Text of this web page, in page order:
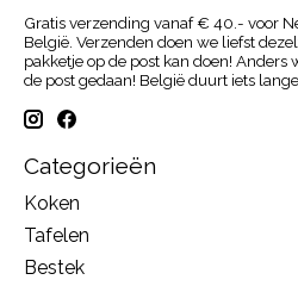
Gratis verzending vanaf € 40.- voor
België. Verzenden doen we liefst
pakketje op de post kan doen!
de post gedaan! België duurt iets
Categorieën
Koken
Tafelen
Bestek